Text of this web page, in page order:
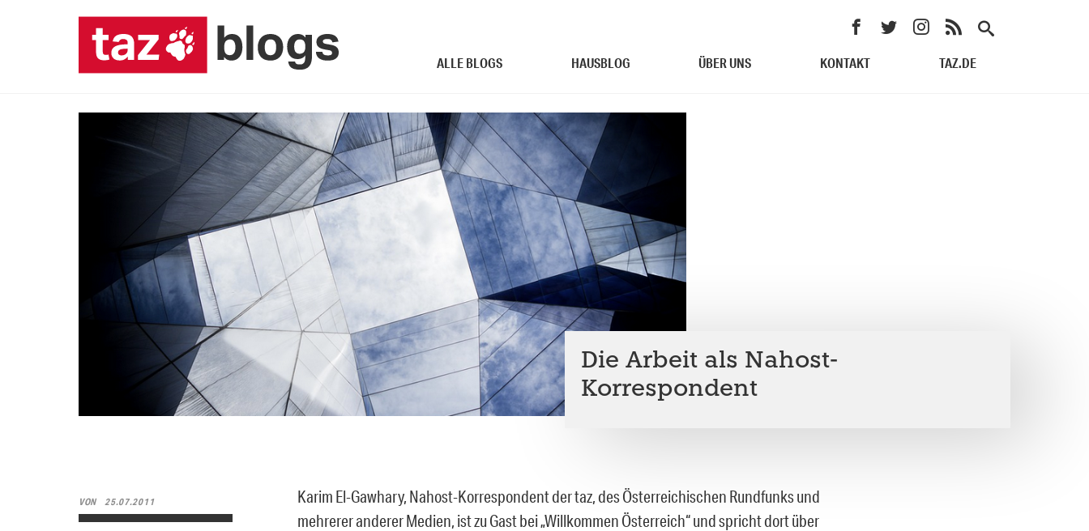
ALLE BLOGS HAUSBLOG ÜBER UNS KONTAKT TAZ.DE
Die Arbeit als Nahost-
Korrespondent
VON 25.07.2011
Karim El-Gawhary, Nahost-Korrespondent der taz, des Österreichischen Rundfunks und
mehrerer anderer Medien, ist zu Gast bei „Willkommen Österreich“ und spricht dort über